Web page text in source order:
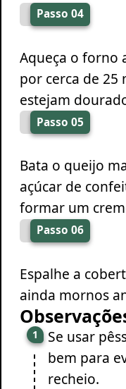
Passo 04
Aqueça o forno
por cerca de 25
estejam
Passo 05
Bata o queijo
açúcar de
formar um
Passo 06
Espalhe a
ainda mornos
Se usar
bem para
recheio.